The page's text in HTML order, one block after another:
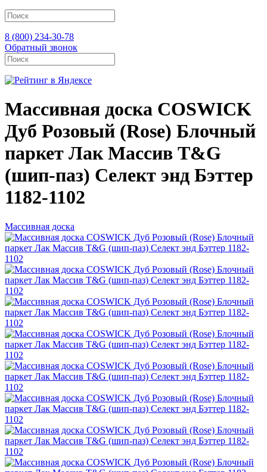
8 (800) 234-30-78
Обратный звонок
Массивная доска COSWICK
Дуб Розовый (Rose) Блочный
паркет Лак Массив T&G
(шип-паз) Селект энд Бэттер
1182-1102
Массивная доска